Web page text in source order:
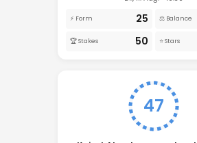
⚡ Form 25 ⚖️ Balance
🏆 Stakes 50 ⭐ Stars
47